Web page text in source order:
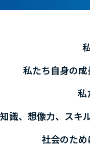
私たち自身の成
私
知識、想像力、スキ
社会のた